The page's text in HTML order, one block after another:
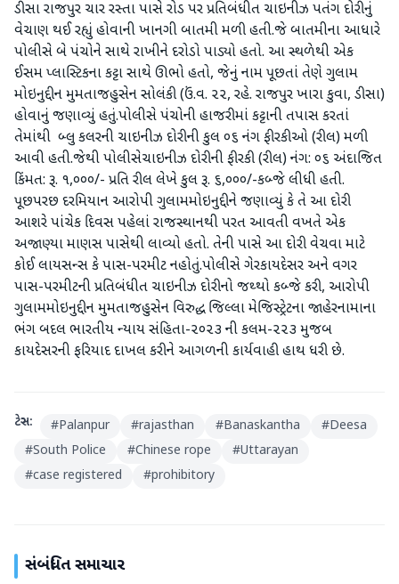
ડીસા રાજપુર ચાર રસ્તા પાસે રોડ પર પ્રતિબંધીત ચાઇનીઝ પતંગ દોરીનું
વેચાણ થઈ રહ્યું હોવાની ખાનગી બાતમી મળી હતી.જે ​બાતમીના આધારે
પોલીસે બે પંચોને સાથે રાખીને દરોડો પાડ્યો હતો. આ સ્થળેથી એક
ઈસમ પ્લાસ્ટિકના કટ્ટા સાથે ઊભો હતો, જેનું નામ પૂછતાં તેણે ગુલામ
મોઇનુદ્દીન મુમતાજહુસેન સોલંકી (ઉં.વ. ૨૨, રહે. રાજપુર ખારા કુવા, ડીસા)
હોવાનું જણાવ્યું હતું. ​પોલીસે પંચોની હાજરીમાં કટ્ટાની તપાસ કરતાં
તેમાંથી બ્લુ કલરની ચાઇનીઝ દોરીની કુલ ૦૬ નંગ ફીરકીઓ (રીલ) મળી
આવી હતી.જેથી પોલીસે​ચાઇનીઝ દોરીની ફીરકી (રીલ) નંગ: ૦૬ ​અંદાજિત
કિંમત: રૂ. ૧,૦૦૦/- પ્રતિ રીલ લેખે કુલ રૂ. ૬,૦૦૦/-કબ્જે લીધી હતી.
પૂછપરછ દરમિયાન આરોપી ગુલામમોઇનુદ્દીને જણાવ્યું કે તે આ દોરી
આશરે પાંચેક દિવસ પહેલાં રાજસ્થાનથી પરત આવતી વખતે એક
અજાણ્યા માણસ પાસેથી લાવ્યો હતો. તેની પાસે આ દોરી વેચવા માટે
કોઈ લાયસન્સ કે પાસ-પરમીટ નહોતું.​પોલીસે ગેરકાયદેસર અને વગર
પાસ-પરમીટની પ્રતિબંધીત ચાઇનીઝ દોરીનો જથ્થો કબ્જે કરી, આરોપી
ગુલામમોઇનુદ્દીન મુમતાજહુસેન વિરુદ્ધ જિલ્લા મેજિસ્ટ્રેટના જાહેરનામાના
ભંગ બદલ ભારતીય ન્યાય સંહિતા-૨૦૨૩ ની કલમ-૨૨૩ મુજબ
કાયદેસરની ફરિયાદ દાખલ કરીને આગળની કાર્યવાહી હાથ ધરી છે.
ટેગ્સ: #Palanpur #rajasthan #Banaskantha #Deesa
#South Police #Chinese rope #Uttarayan
#case registered #prohibitory
સંબંધિત સમાચાર